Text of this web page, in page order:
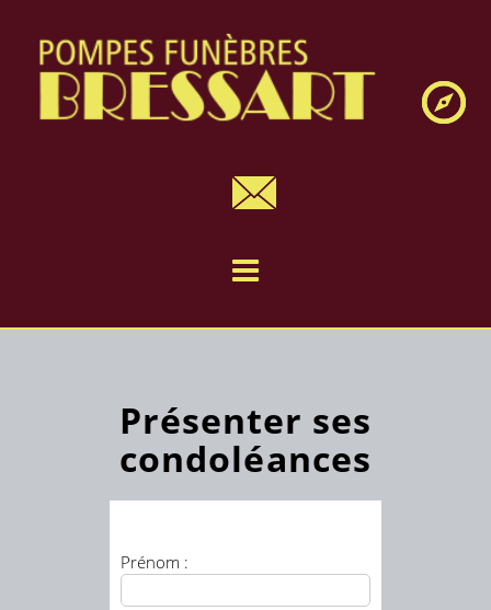
Présenter ses
condoléances
Prénom :